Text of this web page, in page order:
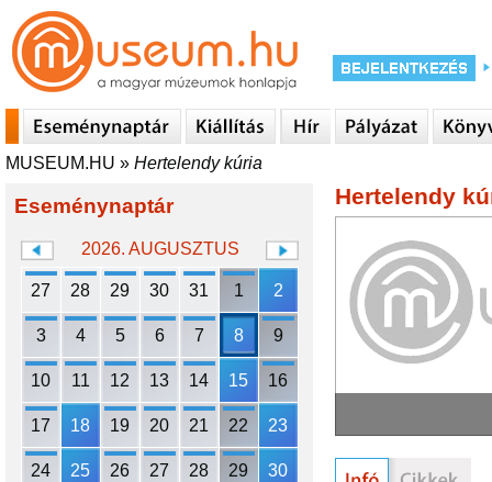
MUSEUM.HU » Hertelendy kúria
Eseménynaptár
2026. AUGUSZTUS
27 28 29 30 31 1 2
3 4 5 6 7 8 9
10 11 12 13 14 15 16
17 18 19 20 21 22 23
24 25 26 27 28 29 30
Hertelendy